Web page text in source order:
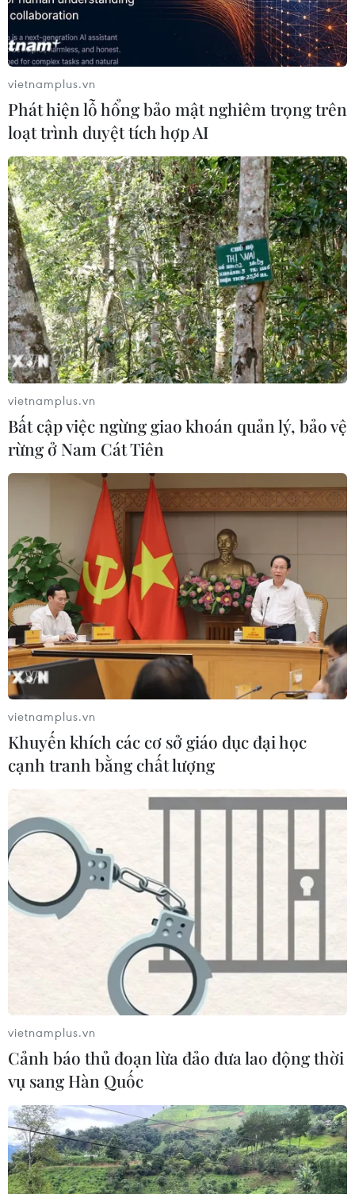
Thúc đẩy quan hệ hợp tác đầu tư giữa Việt
Nam và Hàn Quốc
14/12/2021 09:59
Chủ tịch Quốc hội khẳng định Việt Nam cam kết xây
dựng môi trường đầu tư theo các chuẩn mực quốc tế
cũng như mang đến cơ hội kinh doanh mới cho nhà
đầu tư nước ngoài nói chung, Hàn Quốc nói riêng.
Rạp chiếu phim ở Hà Nội chính
thức mở cửa lại phục vụ khán giả
10/02/2022 04:08
Ngày 10/2/2022, sau hơn 9 tháng tạm ngừng hoạt
động do ảnh hưởng của dịch COVID-19, các rạp chiếu
phim tại Hà Nội chính thức đón khách trở lại.
Đi 30 cây số để xem Người Nhện
trong ngày đầu rạp phim mở cửa lại
10/02/2022 09:43
Một cặp đôi trẻ đã đèo nhau gần 30 cây số từ Hưng
Yên đến Aeonmall Long Biên trong ngày đầu rạp chiếu
phim được mở cửa trở lại sau 9 tháng.
vietnamplus.vn
Phát hiện lỗ hổng bảo mật nghiêm trọng trên
loạt trình duyệt tích hợp AI
vietnamplus.vn
Bất cập việc ngừng giao khoán quản lý, bảo vệ
rừng ở Nam Cát Tiên
vietnamplus.vn
Khuyến khích các cơ sở giáo dục đại học
cạnh tranh bằng chất lượng
vietnamplus.vn
Cảnh báo thủ đoạn lừa đảo đưa lao động thời
vụ sang Hàn Quốc